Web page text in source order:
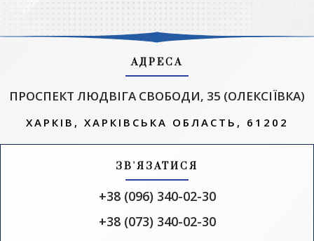
АДРЕСА
ПРОСПЕКТ ЛЮДВІГА СВОБОДИ, 35 (ОЛЕКСІЇВКА)
ХАРКІВ, ХАРКІВСЬКА ОБЛАСТЬ, 61202
ЗВ'ЯЗАТИСЯ
+38 (096) 340-02-30
+38 (073) 340-02-30